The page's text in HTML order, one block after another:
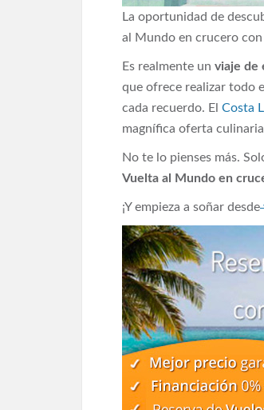
La oportunidad de
al Mundo en crucero
Es realmente un viaje de
que ofrece realizar todo
cada recuerdo. El Costa
magnífica oferta
No te lo pienses más.
Vuelta al Mundo en
¡Y empieza a soñar desde